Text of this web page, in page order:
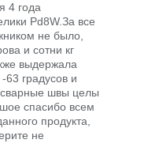
4 года
Pd8W.За все
не было,
и сотни кг
выдержала
63 градусов и
швы целы
спасибо всем
продукта,
не